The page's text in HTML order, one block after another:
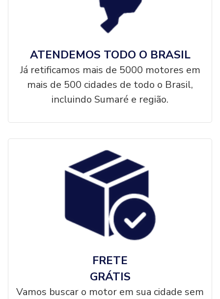
ATENDEMOS TODO O BRASIL
Já retificamos mais de 5000 motores em
mais de 500 cidades de todo o Brasil,
incluindo Sumaré e região.
FRETE
GRÁTIS
Vamos buscar o motor em sua cidade sem